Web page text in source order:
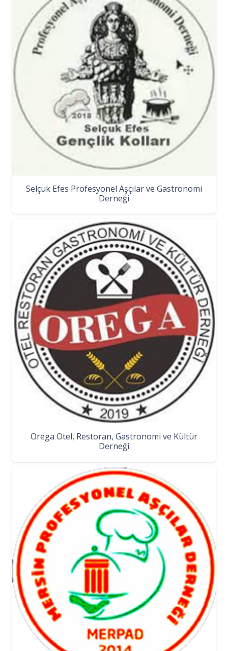
Selçuk Efes Profesyonel Aşçılar ve Gastronomi
Derneği
Orega Otel, Restoran, Gastronomi ve Kültür
Derneği